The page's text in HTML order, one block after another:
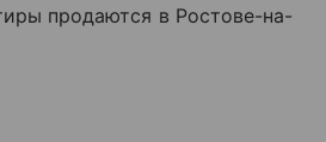
продаются в Ростове-на-